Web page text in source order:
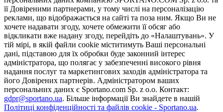
її Довіреними партнерами, у тому числі на персоналізацію
реклами, що відображається на сайті та поза ним. Якщо Ви не
хочете надавати згоду, хочете обмежити її обсяг або
відкликати вже надану згоду, перейдіть до «Налаштувань». У
тій мірі, в якій файли cookie міститимуть Ваші персональні
дані, підставою для їх обробки буде законний інтерес
адміністратора, що полягає у забезпеченні високого рівня
надання послуг та маркетингових заходів адміністратора та
його Довірених партнерів. Адміністратором ваших
персональних даних є Sportano.com Sp. z o.o. Контакт:
gdpr@sportano.ua. Більше інформації Ви знайдете в нашій
Політиці конфіденційності та файлів cookie - Sportano.ua.